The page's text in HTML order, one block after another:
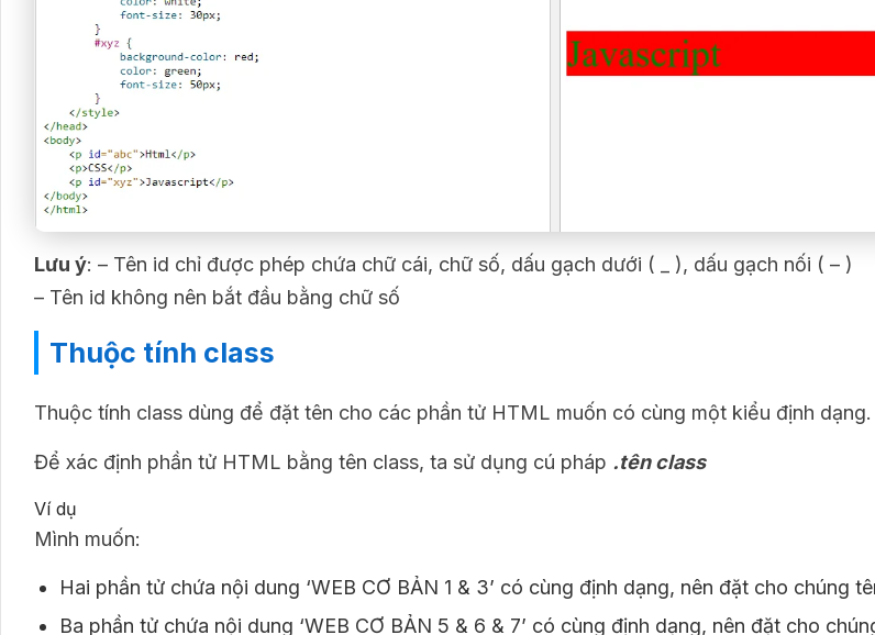
Lưu ý: – Tên id chỉ được phép chứa chữ cái, chữ số, dấu gạch dưới ( _ ), dấu gạch nối ( – )
– Tên id không nên bắt đầu bằng chữ số
Thuộc tính class
Thuộc tính class dùng để đặt tên cho các phần tử HTML muốn có cùng một kiểu định dạng.
Để xác định phần tử HTML bằng tên class, ta sử dụng cú pháp .tên class
Ví dụ
Mình muốn:
Hai phần tử chứa nội dung ‘WEB CƠ BẢN 1 & 3’ có cùng định dạng, nên đặt cho chúng
Ba phần tử chứa nội dung ‘WEB CƠ BẢN 5 & 6 & 7’ có cùng định dạng, nên đặt cho